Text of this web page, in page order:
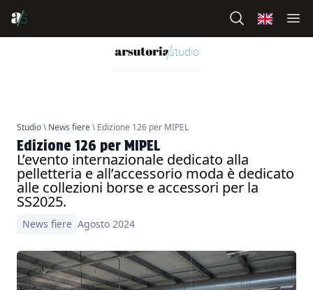
Studio\News fiere\ Edizione 126 per MIPEL
Edizione 126 per MIPEL
L’evento internazionale dedicato alla
pelletteria e all’accessorio moda è dedicato
alle collezioni borse e accessori per la
SS2025.
News fiere Agosto 2024